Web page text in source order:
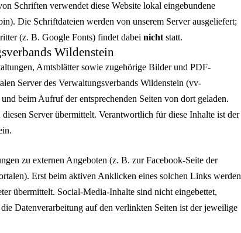
Schriften verwendet diese Website lokal eingebundene
Die Schriftdateien werden von unserem Server ausgeliefert;
(z. B. Google Fonts) findet dabei nicht statt.
Wildenstein
Amtsblätter sowie zugehörige Bilder und PDF-
Server des Verwaltungsverbands Wildenstein (vv-
beim Aufruf der entsprechenden Seiten von dort geladen.
Server übermittelt. Verantwortlich für diese Inhalte ist der
zu externen Angeboten (z. B. zur Facebook-Seite der
Erst beim aktiven Anklicken eines solchen Links werden
übermittelt. Social-Media-Inhalte sind nicht eingebettet,
Datenverarbeitung auf den verlinkten Seiten ist der jeweilige